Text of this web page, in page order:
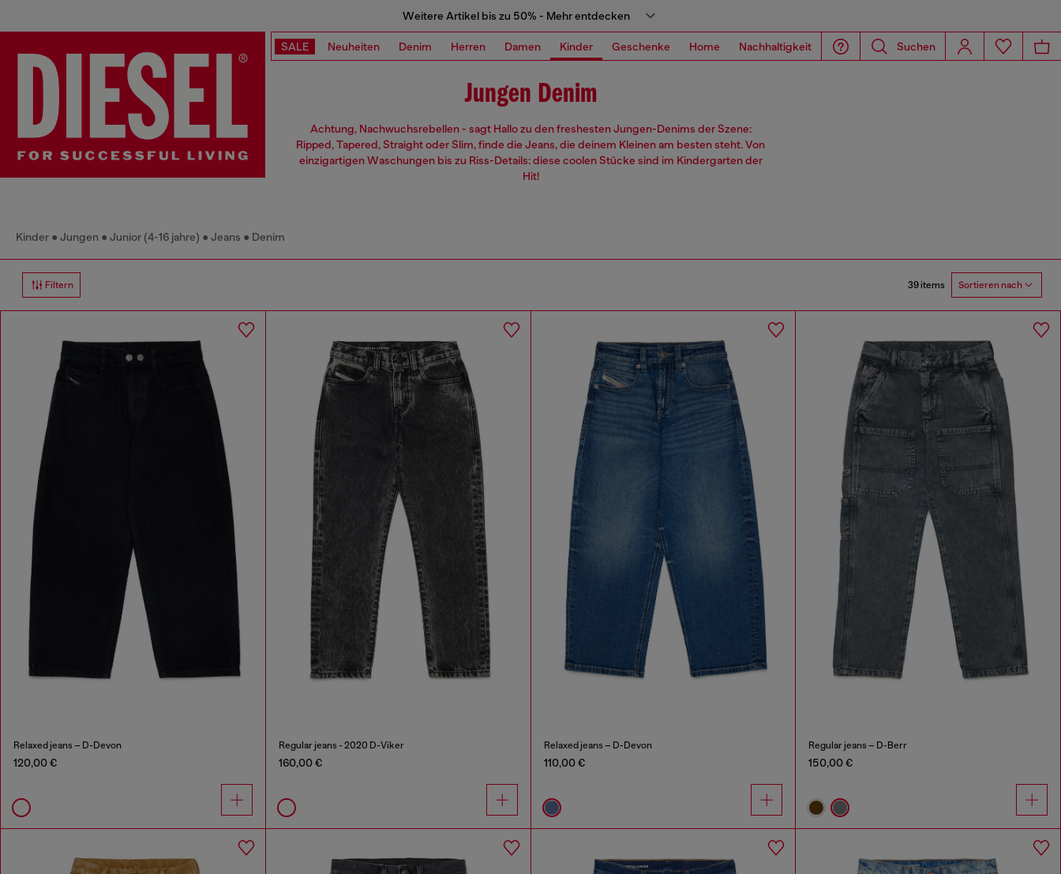
Weitere Artikel bis zu 50% - Mehr entdecken
SALE Neuheiten Denim Herren Damen Kinder Geschenke Home Nachhaltigkeit Suchen
Jungen Denim
Achtung, Nachwuchsrebellen - sagt Hallo zu den freshesten Jungen-Denims der Szene:
Ripped, Tapered, Straight oder Slim, finde die Jeans, die deinem Kleinen am besten steht. Von
einzigartigen Waschungen bis zu Riss-Details: diese coolen Stücke sind im Kindergarten der
Hit!
Kinder Jungen Junior (4-16 jahre) Jeans Denim
Filtern 39 items Sortieren nach
Relaxed jeans – D-Devon
120,00 €
Regular jeans - 2020 D-Viker
160,00 €
Relaxed jeans – D-Devon
110,00 €
Regular jeans – D-Berr
150,00 €